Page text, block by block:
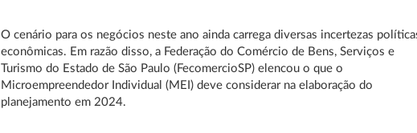
O cenário para os negócios neste ano ainda carrega diversas incertezas
econômicas. Em razão disso, a Federação do Comércio de Bens, Serviços e
Turismo do Estado de São Paulo (FecomercioSP) elencou o que o
Microempreendedor Individual (MEI) deve considerar na elaboração do
planejamento em 2024.